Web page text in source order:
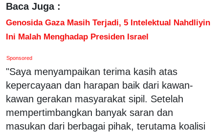
Baca Juga :
Genosida Gaza Masih Terjadi, 5 Intelektual Nahdliyin
Ini Malah Menghadap Presiden Israel
Sponsored
"Saya menyampaikan terima kasih atas
kepercayaan dan harapan baik dari kawan-
kawan gerakan masyarakat sipil. Setelah
mempertimbangkan banyak saran dan
masukan dari berbagai pihak, terutama koalisi